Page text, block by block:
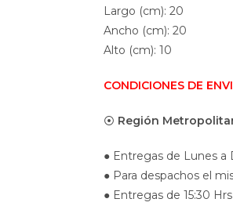
Largo (cm): 20
Ancho (cm): 20
Alto (cm): 10
CONDICIONES DE
⦿ Región
● Entregas de Lunes a
● Para despachos el
● Entregas de 15:30